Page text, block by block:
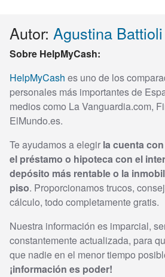
Autor: Agustina Battioli
Sobre HelpMyCash:
HelpMyCash es uno de los
personales más importantes de
medios como La Vanguardia.com,
ElMundo.es.
Te ayudamos a elegir la cuenta
el préstamo o hipoteca con el
depósito más rentable o la
piso. Proporcionamos trucos,
cálculo, todo completamente gratis.
Nuestra información es imparcial,
constantemente actualizada, para
que nadie en el menor tiempo
¡información es poder!